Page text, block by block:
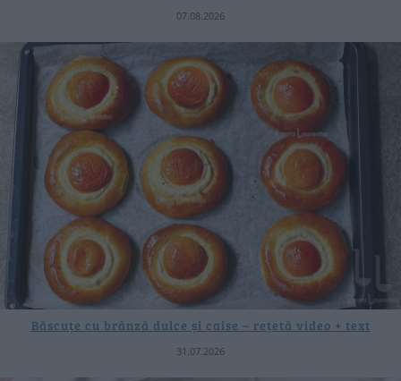
07.08.2026
Băscuțe cu brânză dulce și caise – rețetă video + text
31.07.2026